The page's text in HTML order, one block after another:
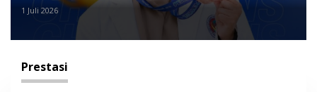
1 Juli 2026
Prestasi